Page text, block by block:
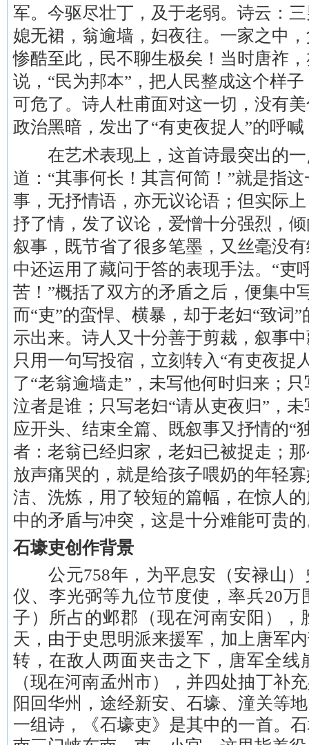
军。今驱尽壮丁，及于老弱。诗云：
媳无裙，翁逾墙，妇夜往。一家之中
惨酷至此，民不聊生极矣！当时唐祚
说，“民为邦本”，把人民整成这个样
可危了。诗人杜甫面对这一切，没有
政治黑暗，发出了“有吏夜捉人”的呼
在艺术表现上，这首诗最突出的一
道：“其事何长！其言何简！”就是指
事，无抒情语，亦无议论语；但实际
抒了情，发了议论，爱憎十分强烈，
叙事，既节省了很多笔墨，又丝毫没
中还运用了藏问于答的表现手法。“吏
苦！”概括了双方的矛盾之后，便集中
而“吏”的蛮悍、横暴，却于老妇“致词
示出来。诗人又十分善于剪裁，叙事
只用一句写投宿，立刻转入“有吏夜捉
了“老翁逾墙走”，未写他何时归来；
泣者是谁；只写老妇“请从吏夜归”，
应开头、结束全篇、既叙事又抒情的“
者：老翁已经归家，老妇已被捉走；
放声痛哭的，就是给孩子喂奶的年轻
洁、洗炼，用了较短的篇幅，在惊人
中的矛盾与冲突，这是十分难能可贵
石壕吏创作背景
公元758年，为平息安（安禄山）
仪、李光弼等九位节度使，率兵20
子）所占的邺郡（现在河南安阳），
天，由于史思明派来援军，加上唐军
转，在敌人两面夹击之下，唐军全线
（现在河南孟州市），并四处抽丁补
阳回华州，途经新安、石壕、潼关等
一组诗，《石壕吏》是其中的一首。